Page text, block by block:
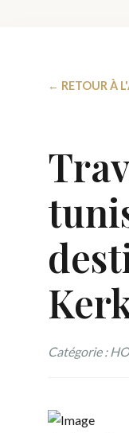
← RETOUR À
Catégorie :